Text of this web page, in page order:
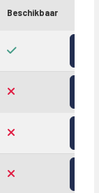
Beschikbaar